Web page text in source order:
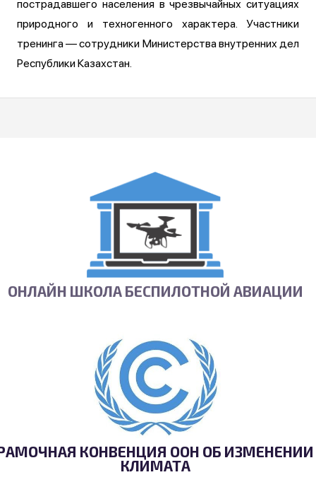
пострадавшего населения в чрезвычайных ситуациях
природного и техногенного характера. Участники
тренинга — сотрудники Министерства внутренних дел
Республики Казахстан.
ОНЛАЙН ШКОЛА БЕСПИЛОТНОЙ АВИАЦИИ
КОНВЕНЦИЯ ООН ОБ ИЗМЕНЕНИИ
КЛИМАТА